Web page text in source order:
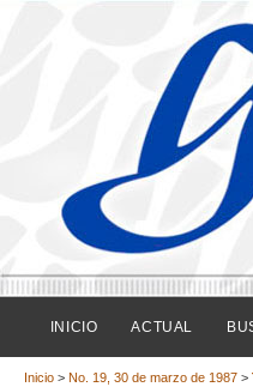
INICIO ACTUAL
Inicio > No. 19, 30 de marzo de 1987 >